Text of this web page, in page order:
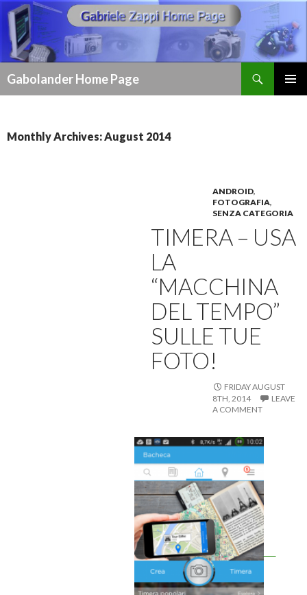
Gabolander Home Page
Monthly Archives: August 2014
ANDROID,
FOTOGRAFIA,
SENZA CATEGORIA
TIMERA – USA
LA
“MACCHINA
DEL TEMPO”
SULLE TUE
FOTO!
FRIDAY AUGUST
8TH, 2014
LEAVE
A COMMENT